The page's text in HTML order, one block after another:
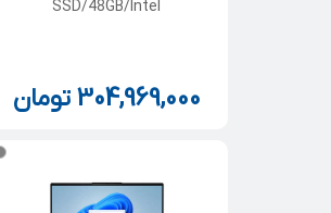
SSD/48GB/Intel
304,969,000 تومان